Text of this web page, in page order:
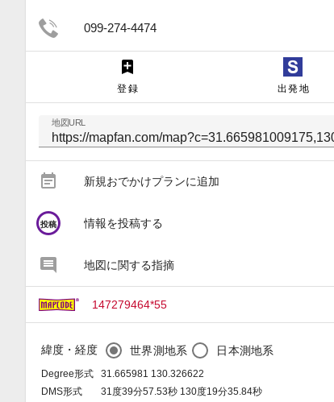
099-274-4474
登録 出発地
地図URL
event_note 新規おでかけプランに追加
circle
投稿 情報を投稿する
地図に関する指摘
147279464*55
緯度・経度 世界測地系 日本測地系
Degree形式
31.665981 130.326622
DMS形式
31度39分57.53秒 130度19分35.84秒